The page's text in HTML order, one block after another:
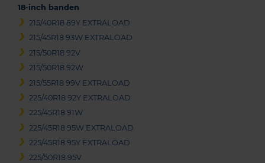
18-inch banden
215/40R18 89Y EXTRALOAD
215/45R18 93W EXTRALOAD
215/50R18 92V
215/50R18 92W
215/55R18 99V EXTRALOAD
225/40R18 92Y EXTRALOAD
225/45R18 91W
225/45R18 95W EXTRALOAD
225/45R18 95Y EXTRALOAD
225/50R18 95V